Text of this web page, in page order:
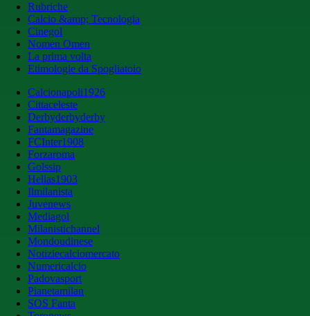
Rubriche
Calcio &amp; Tecnologia
Cinegol
Nomen Omen
La prima volta
Etimologie da Spogliatoio
Calcionapoli1926
Cittaceleste
Derbyderbyderby
Fantamagazine
FCInter1908
Forzaroma
Golssip
Hellas1903
Ilmilanista
Juvenews
Mediagol
Milanistichannel
Mondoudinese
Notiziecalciomercato
Numericalcio
Padovasport
Pianetamilan
SOS Fanta